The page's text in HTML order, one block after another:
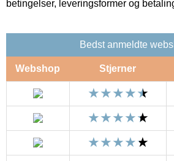
betingelser, leveringsformer og
Bedst anmeldte
Webshop Stjerner